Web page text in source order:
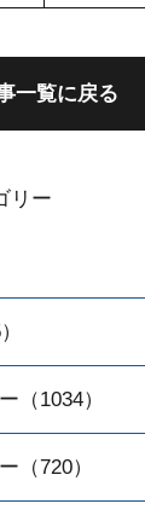
一覧に戻る
リー
（1034）
（720）